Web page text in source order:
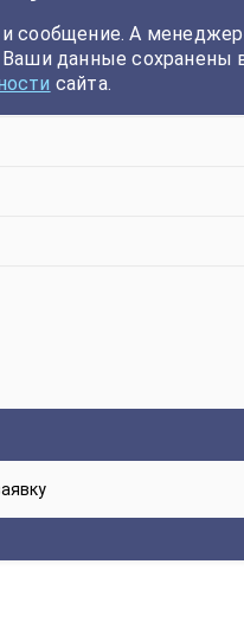
сообщение. А
данные сохранены
сайта.